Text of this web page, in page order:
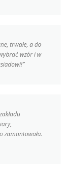
trwałe, a do
wzór i w
zamontowała.